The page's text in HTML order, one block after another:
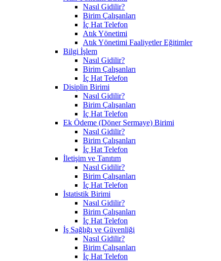
Nasıl Gidilir?
Birim Çalışanları
İç Hat Telefon
Atık Yönetimi
Atık Yönetimi Faaliyetler Eğitimler
Bilgi İşlem
Nasıl Gidilir?
Birim Çalışanları
İç Hat Telefon
Disiplin Birimi
Nasıl Gidilir?
Birim Çalışanları
İç Hat Telefon
Ek Ödeme (Döner Sermaye) Birimi
Nasıl Gidilir?
Birim Çalışanları
İç Hat Telefon
İletişim ve Tanıtım
Nasıl Gidilir?
Birim Çalışanları
İç Hat Telefon
İstatistik Birimi
Nasıl Gidilir?
Birim Çalışanları
İç Hat Telefon
İş Sağlığı ve Güvenliği
Nasıl Gidilir?
Birim Çalışanları
İç Hat Telefon